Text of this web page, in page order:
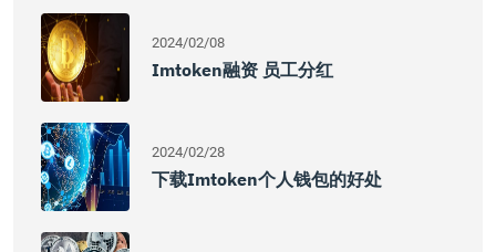
2024/02/08
Imtoken融资 员工分红
2024/02/28
下载imtoken个人钱包的好处